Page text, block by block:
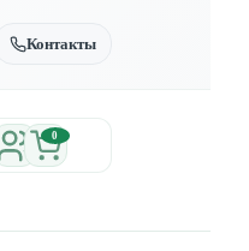
Контакты
0